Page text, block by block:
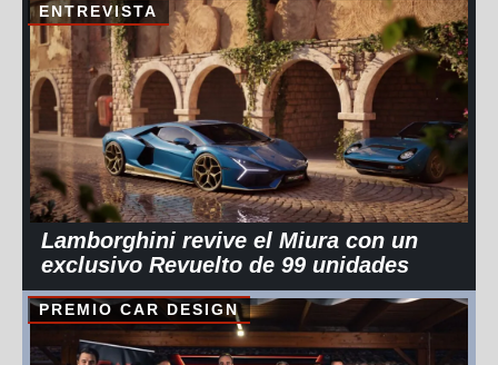
ENTREVISTA
Lamborghini revive el Miura con un
exclusivo Revuelto de 99 unidades
PREMIO CAR DESIGN